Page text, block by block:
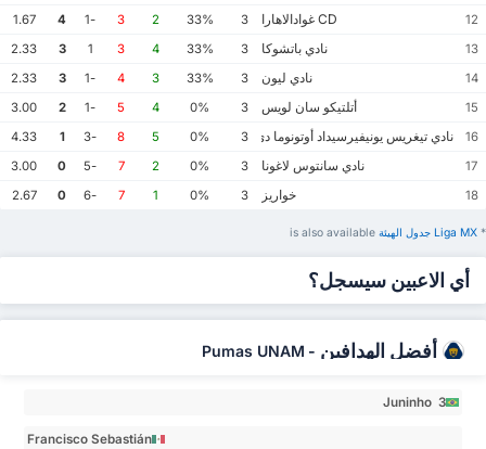
12
3
33%
2
3
-1
4
1.67
13
نادي باتشوكا 3
33%
4
3
1
3
2.33
14
نادي ليون 3
33%
3
4
-1
3
2.33
15
أتلتيكو سان لويس 3
0%
4
5
-1
2
3.00
16
نادي تيغريس يونيفيرسيداد أوتونوما دي نويفو ليون
3
0%
5
8
-3
1
4.33
17
نادي سانتوس لاغونا 3
0%
2
7
-5
0
3.00
18
خواريز 3
0%
1
7
-6
0
2.67
* Liga MX ‏جدول الهيئة
أي الاعبين سيسجل؟
أفضل الهدافين -
Pumas UNAM
Juninho 3
Francisco Sebastián